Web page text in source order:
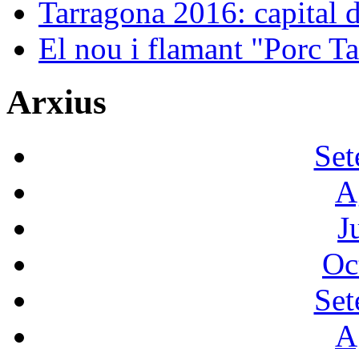
Tarragona 2016: capital
El nou i flamant "Porc
Arxius